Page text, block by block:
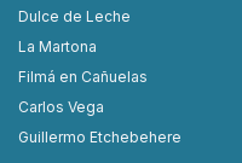
Dulce de Leche
La Martona
Filmá en Cañuelas
Carlos Vega
Guillermo Etchebehere